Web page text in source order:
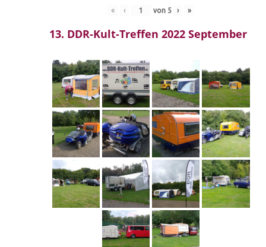
« ‹ von 5 › »
13. DDR-Kult-Treffen 2022 September